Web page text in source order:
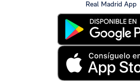
Real Madrid App